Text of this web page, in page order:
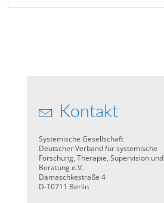
Kontakt
Systemische Gesellschaft
Deutscher Verband für systemische
Forschung, Therapie, Supervision und
Beratung e.V.
Damaschkestraße 4
D-10711 Berlin